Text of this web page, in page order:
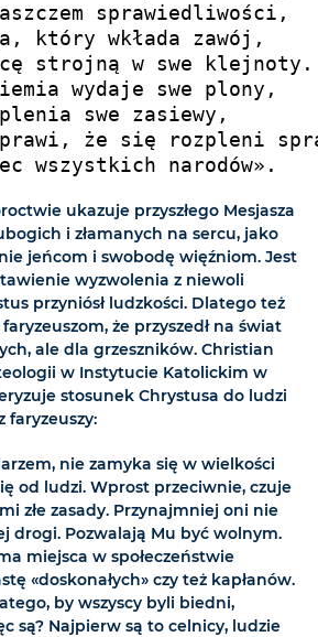
sprawiedliwości,
który wkłada zawój,
strojną w swe klejnoty.
wydaje swe plony,
swe zasiewy,
że się rozpleni
wszystkich narodów».
ukazuje przyszłego Mesjasza
i złamanych na sercu, jako
jeńcom i swobodę więźniom. Jest
wyzwolenia z niewoli
przyniósł ludzkości. Dlatego też
że przyszedł na świat
ale dla grzeszników. Christian
w Instytucie Katolickim w
stosunek Chrystusa do ludzi
faryzeuszy:
nie zamyka się w wielkości
od ludzi. Wprost przeciwnie, czuje
złe zasady. Przynajmniej oni nie
drogi. Pozwalają Mu być wolnym.
miejsca w społeczeństwie
«doskonałych» czy też kapłanów.
by wszyscy byli biedni,
są? Najpierw są to celnicy, ludzie